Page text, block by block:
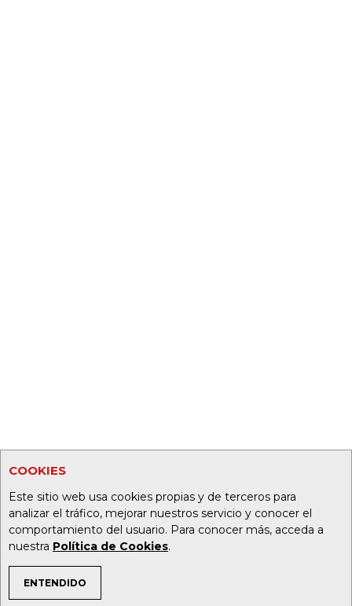
COOKIES
Este sitio web usa cookies propias y de terceros para
analizar el tráfico, mejorar nuestros servicio y conocer el
comportamiento del usuario. Para conocer más, acceda a
nuestra Política de Cookies.
ENTENDIDO
TEMAS DE INTERÉS